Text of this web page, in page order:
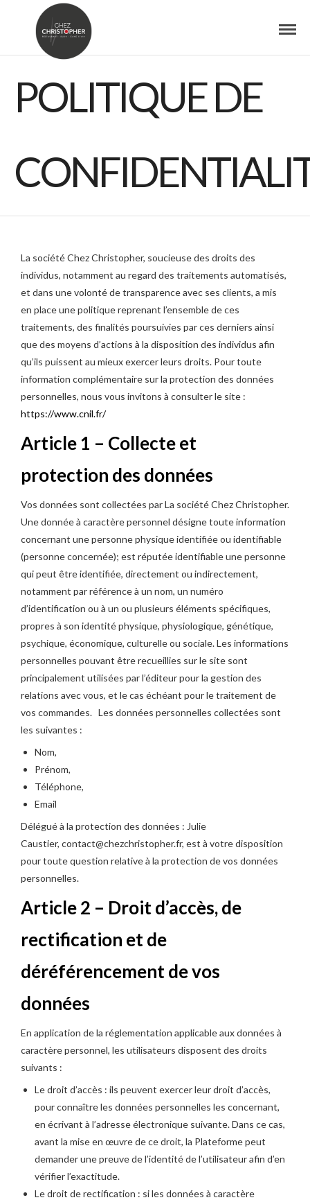
POLITIQUE DE
La société Chez Christopher, soucieuse des droits des
individus, notamment au regard des traitements automatisés,
et dans une volonté de transparence avec ses clients, a mis
en place une politique reprenant l’ensemble de ces
traitements, des finalités poursuivies par ces derniers ainsi
que des moyens d’actions à la disposition des individus afin
qu’ils puissent au mieux exercer leurs droits. Pour toute
information complémentaire sur la protection des données
personnelles, nous vous invitons à consulter le site :
https://www.cnil.fr/
Article 1 – Collecte et
protection des données
Vos données sont collectées par La société Chez Christopher.
Une donnée à caractère personnel désigne toute information
concernant une personne physique identifiée ou identifiable
(personne concernée); est réputée identifiable une personne
qui peut être identifiée, directement ou indirectement,
notamment par référence à un nom, un numéro
d’identification ou à un ou plusieurs éléments spécifiques,
propres à son identité physique, physiologique, génétique,
psychique, économique, culturelle ou sociale. Les informations
personnelles pouvant être recueillies sur le site sont
principalement utilisées par l’éditeur pour la gestion des
relations avec vous, et le cas échéant pour le traitement de
vos commandes. Les données personnelles collectées sont
les suivantes :
Nom,
Prénom,
Téléphone,
Email
Délégué à la protection des données : Julie
Caustier, contact@chezchristopher.fr, est à votre disposition
pour toute question relative à la protection de vos données
personnelles.
Article 2 – Droit d’accès, de
rectification et de
déréférencement de vos
données
En application de la réglementation applicable aux données à
caractère personnel, les utilisateurs disposent des droits
suivants :
Le droit d’accès : ils peuvent exercer leur droit d’accès,
pour connaître les données personnelles les concernant,
en écrivant à l’adresse électronique suivante. Dans ce cas,
avant la mise en œuvre de ce droit, la Plateforme peut
demander une preuve de l’identité de l’utilisateur afin d’en
vérifier l’exactitude.
Le droit de rectification : si les données à caractère